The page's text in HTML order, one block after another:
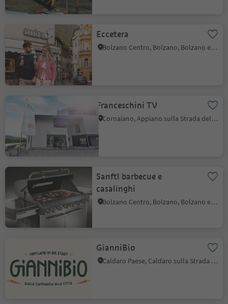
Eccetera
Bolzano Centro, Bolzano, Bolzano e dintorni
Franceschini TV
Cornaiano, Appiano sulla Strada del Vino, Strada del Vino
Sanftl barbecue e
casalinghi
Bolzano Centro, Bolzano, Bolzano e dintorni
GianniBio
Caldaro Paese, Caldaro sulla Strada del Vino, Strada del Vino